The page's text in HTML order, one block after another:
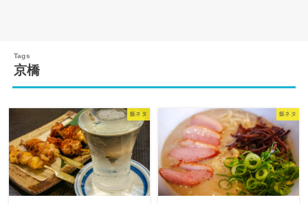
京橋
飯ネタ 飯ネタ